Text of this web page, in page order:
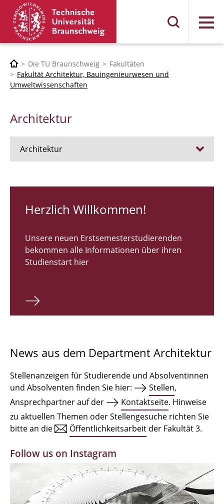
Menü
Die TU Braunschweig
Fakultäten
Fakultät Architektur, Bauingenieurwesen und
Umweltwissenschaften
Architektur
Architektur
RUNDGANG 26
Bachelor Architektur
Master Architektur
Qualifikationsprofil
Institute
Einrichtungen
Zeichensäle
MBW | Modellbauwerkstatt
Alumni | cloud club
Dokumente und Downloads
Herzlich Willkommen!
Unsere neuen Erstsemesterstudierenden
bekommen alle Informationen über ihren
Studienstart hier
News aus dem Department Architektur
Stellenanzeigen für Studierende und Absolventinnen
und Absolventen finden Sie hier:
Stellen,
Ansprechpartner auf der
Kontaktseite. Hinweise
zu aktuellen Themen oder Stellengesuche richten Sie
bitte an die
Öffentlichkeitsarbeit der Fakultät 3.
Follow us on Instagram